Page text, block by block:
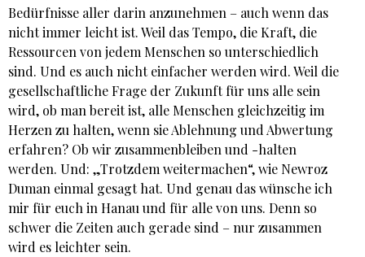
Bedürfnisse aller darin anzunehmen – auch wenn das
nicht immer leicht ist. Weil das Tempo, die Kraft, die
Ressourcen von jedem Menschen so unterschiedlich
sind. Und es auch nicht einfacher werden wird. Weil die
gesellschaftliche Frage der Zukunft für uns alle sein
wird, ob man bereit ist, alle Menschen gleichzeitig im
Herzen zu halten, wenn sie Ablehnung und Abwertung
erfahren? Ob wir zusammenbleiben und -halten
werden. Und: „Trotzdem weitermachen“, wie Newroz
Duman einmal gesagt hat. Und genau das wünsche ich
mir für euch in Hanau und für alle von uns. Denn so
schwer die Zeiten auch gerade sind – nur zusammen
wird es leichter sein.